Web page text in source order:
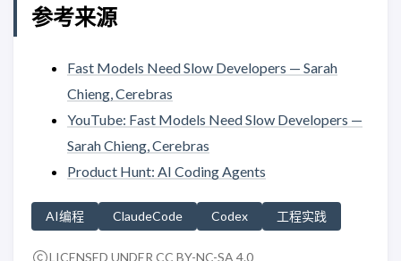
参考来源
Fast Models Need Slow Developers — Sarah
Chieng, Cerebras
YouTube: Fast Models Need Slow Developers —
Sarah Chieng, Cerebras
Product Hunt: AI Coding Agents
AI编程 ClaudeCode Codex 工程实践
LICENSED UNDER CC BY-NC-SA 4.0